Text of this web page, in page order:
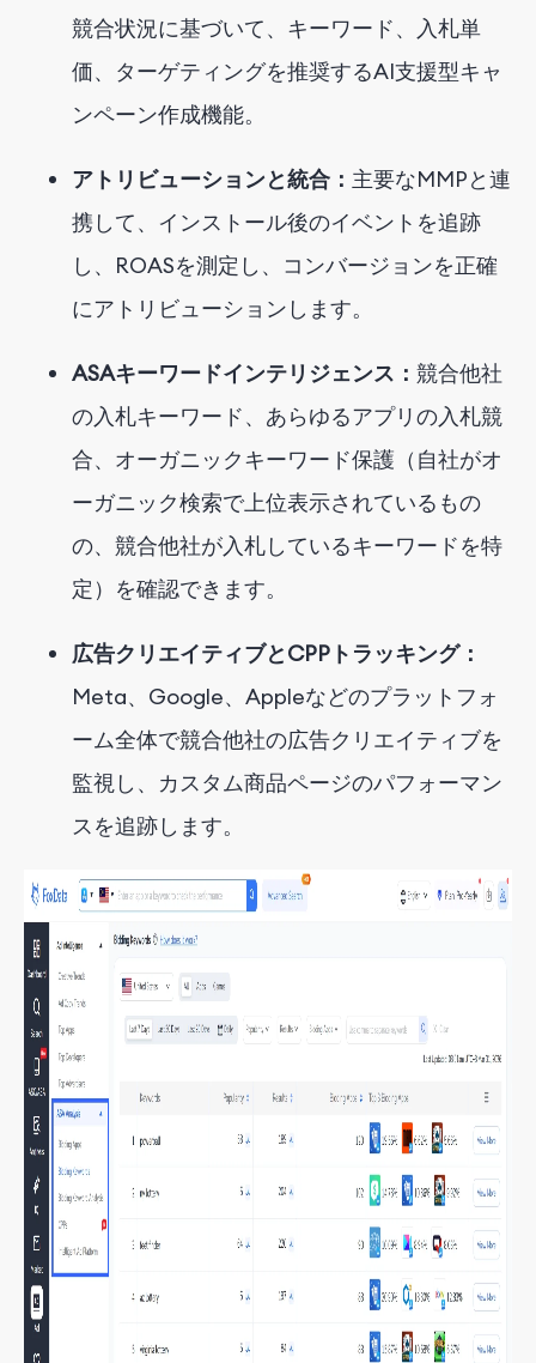
競合状況に基づいて、キーワード、入札単
価、ターゲティングを推奨するAI支援型キャ
ンペーン作成機能。
アトリビューションと統合： 主要なMMPと連
携して、インストール後のイベントを追跡
し、ROASを測定し、コンバージョンを正確
にアトリビューションします。
ASAキーワードインテリジェンス： 競合他社
の入札キーワード、あらゆるアプリの入札競
合、オーガニックキーワード保護（自社がオ
ーガニック検索で上位表示されているもの
の、競合他社が入札しているキーワードを特
定）を確認できます。
広告クリエイティブとCPPトラッキング：
Meta、Google、Appleなどのプラットフォ
ーム全体で競合他社の広告クリエイティブを
監視し、カスタム商品ページのパフォーマン
スを追跡します。